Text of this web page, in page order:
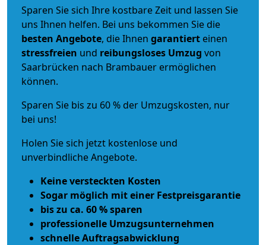
Sparen Sie sich Ihre kostbare Zeit und lassen Sie
uns Ihnen helfen. Bei uns bekommen Sie die
besten Angebote, die Ihnen garantiert einen
stressfreien und reibungsloses Umzug von
Saarbrücken nach Brambauer ermöglichen
können.
Sparen Sie bis zu 60 % der Umzugskosten, nur
bei uns!
Holen Sie sich jetzt kostenlose und
unverbindliche Angebote.
Keine versteckten Kosten
Sogar möglich mit einer Festpreisgarantie
bis zu ca. 60 % sparen
professionelle Umzugsunternehmen
schnelle Auftragsabwicklung